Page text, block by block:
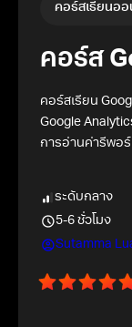
คอร์สเรียนออ
คอร์ส
คอร์สเรียน
Google
การอ่านค่ารีพอ
ระดับกลาง
5-6 ชั่วโมง
Sutamma